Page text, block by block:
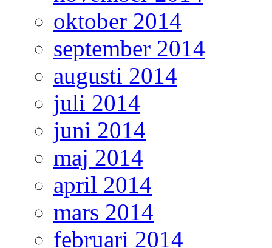
oktober 2014
september 2014
augusti 2014
juli 2014
juni 2014
maj 2014
april 2014
mars 2014
februari 2014